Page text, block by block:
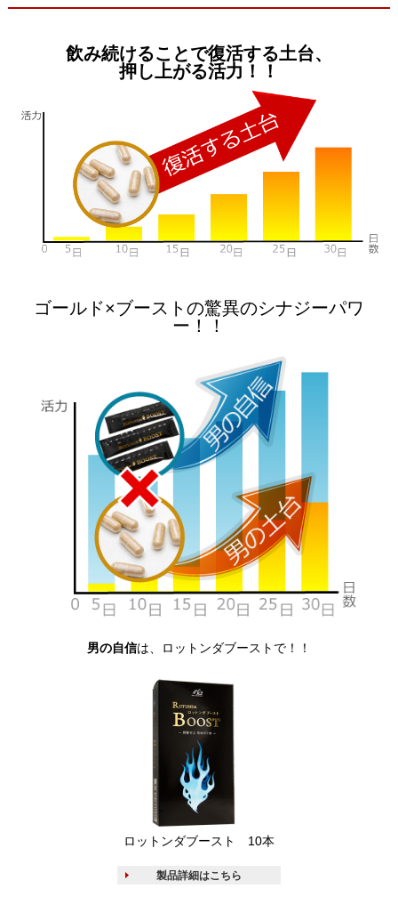
飲み続けることで復活する土台、
押し上がる活力！！
ゴールド×ブーストの驚異のシナジーパワ
ー！！
男の自信は、 ロットンダブーストで！！
ロットンダブースト 10本
製品詳細はこちら